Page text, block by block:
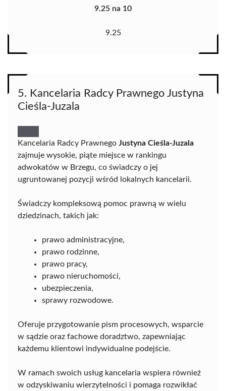
9.25 na 10
9.25
5. Kancelaria Radcy Prawnego Justyna
Cieśla-Juzala
Kancelaria Radcy Prawnego Justyna Cieśla-Juzala
zajmuje wysokie, piąte miejsce w rankingu
adwokatów w Brzegu, co świadczy o jej
ugruntowanej pozycji wśród lokalnych kancelarii.
Świadczy kompleksową pomoc prawną w wielu
dziedzinach, takich jak:
prawo administracyjne,
prawo rodzinne,
prawo pracy,
prawo nieruchomości,
ubezpieczenia,
sprawy rozwodowe.
Oferuje przygotowanie pism procesowych, wsparcie
w sądzie oraz fachowe doradztwo, zapewniając
każdemu klientowi indywidualne podejście.
W ramach swoich usług kancelaria wspiera również
w odzyskiwaniu wierzytelności i pomaga rozwikłać